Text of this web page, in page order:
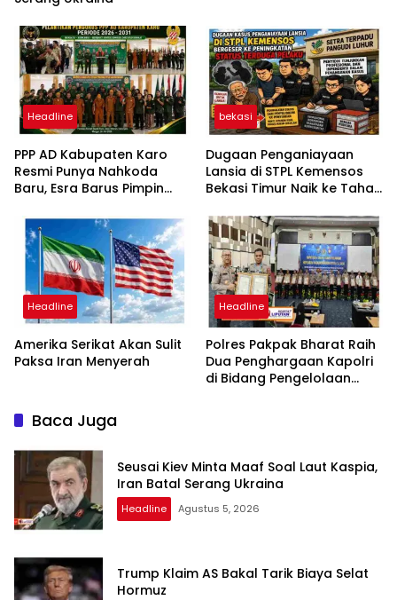
Headline
PPP AD Kabupaten Karo
Resmi Punya Nahkoda
Baru, Esra Barus Pimpin
bekasi
Dugaan Penganiayaan
Lansia di STPL Kemensos
Bekasi Timur Naik ke Tahap
Minta Proses Transparan
dan Bebas Intervensi
Headline
Amerika Serikat Akan Sulit
Paksa Iran Menyerah
Headline
Polres Pakpak Bharat Raih
Dua Penghargaan Kapolri
di Bidang Pengelolaan
Baca Juga
Seusai Kiev Minta Maaf Soal Laut Kaspia,
Iran Batal Serang Ukraina
Headline Agustus 5, 2026
Trump Klaim AS Bakal Tarik Biaya Selat
Hormuz